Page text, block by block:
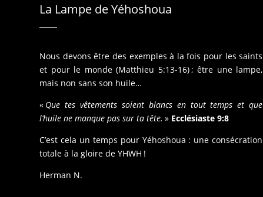
La Lampe de Yéhoshoua
Nous devons être des exemples à la fois pour les saints
et pour le monde (Matthieu 5:13-16) ; être une lampe,
mais non sans son huile…
« Que tes vêtements soient blancs en tout temps et que
l’huile ne manque pas sur ta tête. » Ecclésiaste 9:8
C’est cela un temps pour Yéhoshoua : une consécration
totale à la gloire de YHWH !
Herman N.